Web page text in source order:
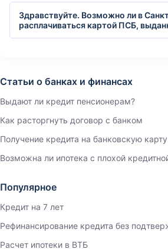
Здравствуйте. Возможно ли в
расплачиваться картой ПСБ,
Статьи о банках и финансах
Выдают ли кредит пенсионерам?
Как расторгнуть договор с банком
Получение кредита на банковскую карту
Возможна ли ипотека с плохой
Популярное
Кредит на 7 лет
Рефинансирование кредита без
Расчет ипотеки в ВТБ